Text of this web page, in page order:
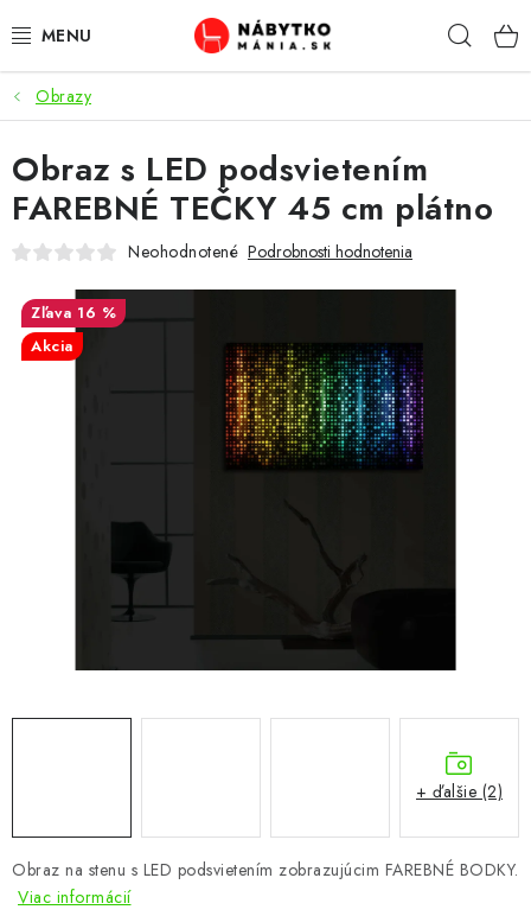
na
VÝPREDAJ
NOVINKY
OBÝVACIA IZBA
KUCHYŇA
SPÁĽŇA
PRACOVŇA / KANCELÁRIA
ZÁHRADA
Reklamácie a odstúpenie od zmluvy
Obrazy
Obraz na stenu s LED podsvietením zobrazujúcim FAREBNÉ BODKY.
Viac informácií
Obraz s LED podsvietením
FAREBNÉ TEČKY 45 cm plátno
Neohodnotené Podrobnosti hodnotenia
16 %
Akcia
+ ďalšie (2)